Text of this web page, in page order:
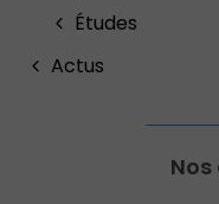
Études
Actus